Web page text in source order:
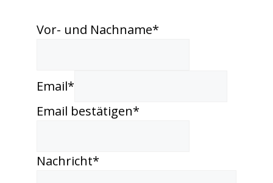
Vor- und Nachname*
Email*
Email bestätigen*
Nachricht*